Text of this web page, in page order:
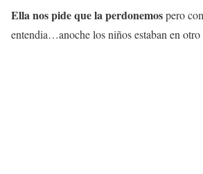
Ella nos pide que la perdonemospero
entendia…anoche los niños estaban en